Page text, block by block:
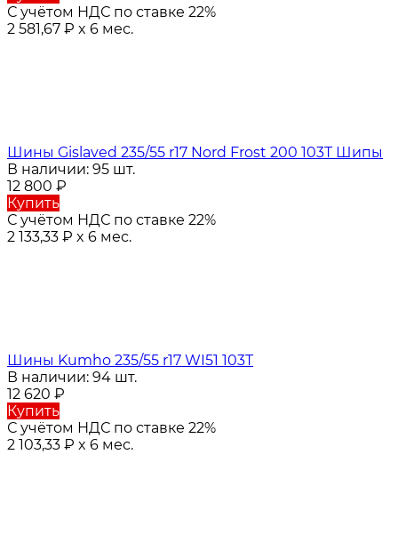
С учётом НДС по ставке 22%
2 581,67 ₽ x 6 мес.
Шины Gislaved 235/55 r17 Nord Frost 200 103T Шипы
В наличии: 95 шт.
12 800 ₽
Купить
С учётом НДС по ставке 22%
2 133,33 ₽ x 6 мес.
Шины Kumho 235/55 r17 WI51 103T
В наличии: 94 шт.
12 620 ₽
Купить
С учётом НДС по ставке 22%
2 103,33 ₽ x 6 мес.